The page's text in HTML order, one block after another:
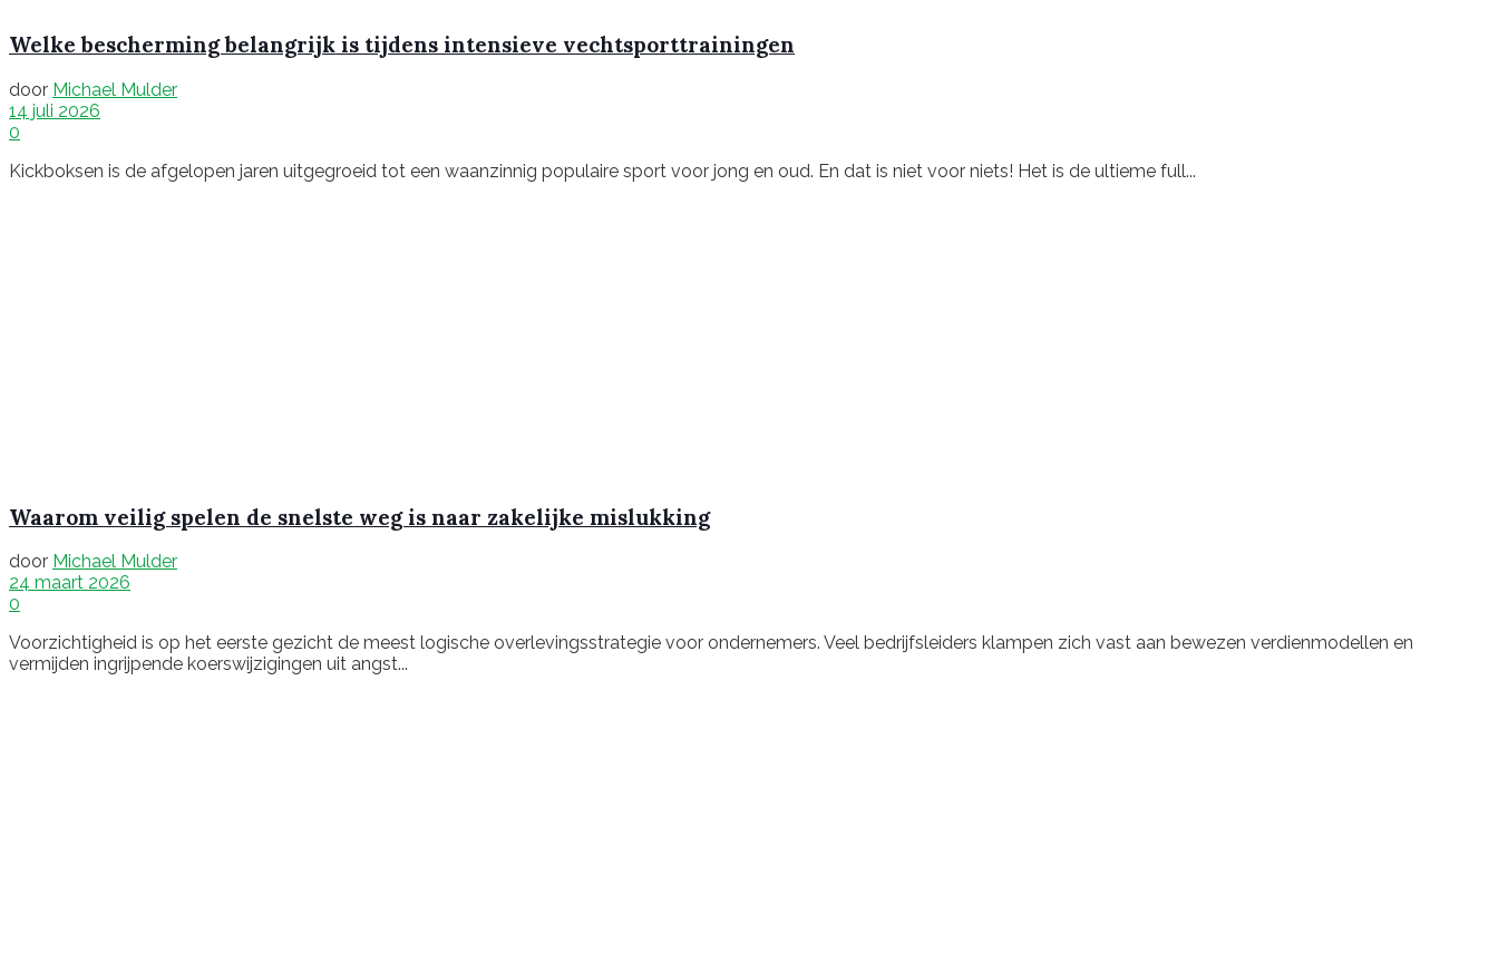
Welke bescherming belangrijk is tijdens intensieve vechtsporttrainingen
door Michael Mulder
14 juli 2026
0
Kickboksen is de afgelopen jaren uitgegroeid tot een waanzinnig populaire sport voor jong en oud. En dat is niet voor niets! Het is de ultieme full...
Waarom veilig spelen de snelste weg is naar zakelijke mislukking
door Michael Mulder
24 maart 2026
0
Voorzichtigheid is op het eerste gezicht de meest logische overlevingsstrategie voor ondernemers. Veel bedrijfsleiders klampen zich vast aan bewezen verdienmodellen en
vermijden ingrijpende koerswijzigingen uit angst...